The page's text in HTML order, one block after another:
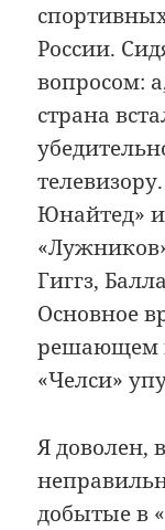
России.
вопросом:
страна
Юнайтед»
Гиггз,
Основное
решающем
«Челси»
Я доволен,
добытые в